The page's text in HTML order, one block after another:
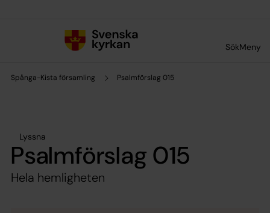
SökMeny
Spånga-Kista församling Psalmförslag 015
Lyssna
Psalmförslag 015
Hela hemligheten